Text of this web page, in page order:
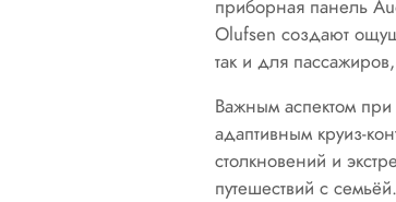
приборная панель
Olufsen создают
так и для
Важным аспектом
адаптивным круиз-
столкновений и
путешествий с семьёй.